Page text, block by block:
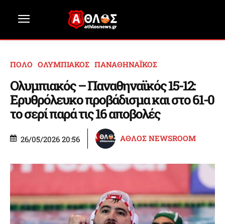
ΠΟΛΟ ΟΛΥΜΠΙΑΚΟΣ ΠΑΝΑΘΗΝΑΪΚΟΣ
Ολυμπιακός – Παναθηναϊκός 15-12:
Ερυθρόλευκο προβάδισμα και στο 61-0
το σερί παρά τις 16 αποβολές
26/05/2026 20:56 ΑΘΛΟΣ NEWSROOM